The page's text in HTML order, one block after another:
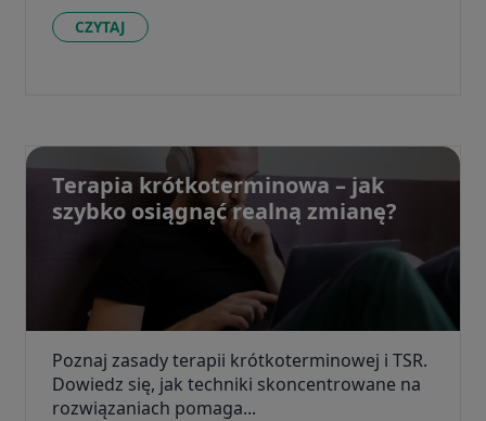
CZYTAJ
Terapia krótkoterminowa – jak
szybko osiągnąć realną zmianę?
Poznaj zasady terapii krótkoterminowej i TSR.
Dowiedz się, jak techniki skoncentrowane na
rozwiązaniach pomaga...